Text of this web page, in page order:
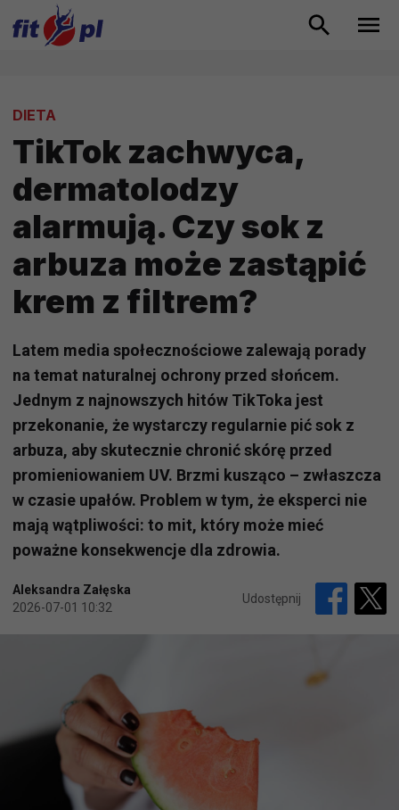
DIETA
TikTok zachwyca,
dermatolodzy
alarmują. Czy sok z
arbuza może zastąpić
krem z filtrem?
Latem media społecznościowe zalewają porady
na temat naturalnej ochrony przed słońcem.
Jednym z najnowszych hitów TikToka jest
przekonanie, że wystarczy regularnie pić sok z
arbuza, aby skutecznie chronić skórę przed
promieniowaniem UV. Brzmi kusząco – zwłaszcza
w czasie upałów. Problem w tym, że eksperci nie
mają wątpliwości: to mit, który może mieć
poważne konsekwencje dla zdrowia.
Aleksandra Załęska
2026-07-01 10:32
Udostępnij